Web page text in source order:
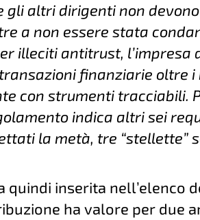
gli altri dirigenti non
a non essere stata
illeciti antitrust, l’impresa
finanziarie oltre i
con strumenti tracciabili.
indica altri sei
la metà, tre “stellette”
quindi inserita nell’elenco
ha valore per due